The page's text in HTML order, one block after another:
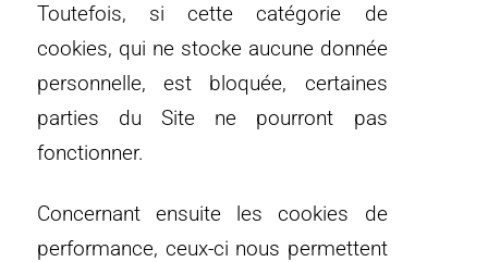
Toutefois, si cette catégorie de
cookies, qui ne stocke aucune donnée
personnelle, est bloquée, certaines
parties du Site ne pourront pas
fonctionner.
Concernant ensuite les cookies de
performance, ceux-ci nous permettent